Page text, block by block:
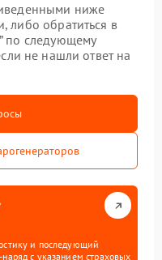
ниже
либо обратиться в
по следующему
не нашли ответ на
и последующий
с указанием страховых